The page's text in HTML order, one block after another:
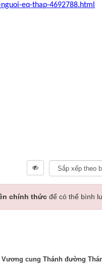
eq-thap-4692788.html
chính thức để có thể bình
cung Thánh đường